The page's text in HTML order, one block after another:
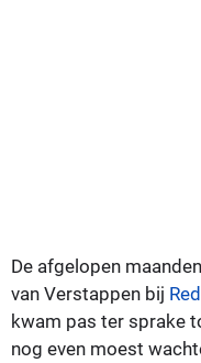
De afgelopen
van Verstappen bij
kwam pas ter sprake
nog even moest